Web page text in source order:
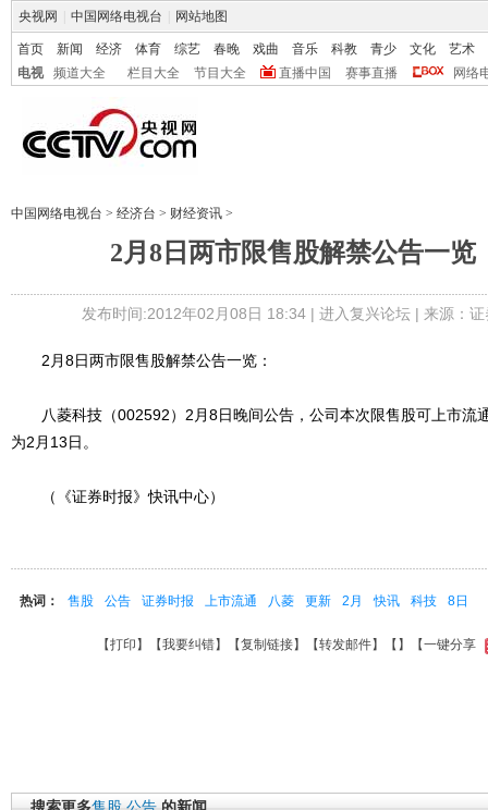
央视网 中国网络电视台 网站地图
首页 新闻 经济 体育 综艺 春晚 戏曲 音乐 科教 青少 文化
艺术
电视
频道大全 栏目大全 节目大全 直播中国 赛事直播 网络
中国网络电视台 > 经济台 > 财经资讯 >
2月8日两市限售股解禁公告一览
发布时间:2012年02月08日 18:34 | 进入复兴论坛| 来源：
2月8日两市限售股解禁公告一览：
八菱科技（002592）2月8日晚间公告，公司本次限售股可上市流
为2月13日。
（《证券时报》快讯中心）
热词： 售股 公告 证券时报 上市流通 八菱 更新 2月 快讯 科技 8日
【打印 】【我要纠错】【复制链接】【转发邮件】【 】 【一键分享